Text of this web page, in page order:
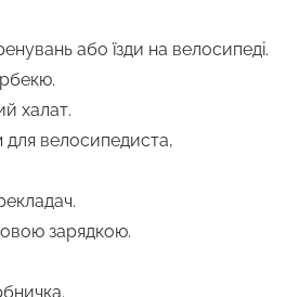
або їзди на велосипеді.
халат.
велосипедиста,
зарядкою.